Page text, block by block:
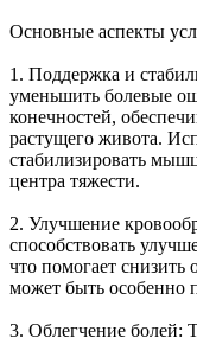
Основные аспекты
1. Поддержка и
уменьшить болевые
конечностей,
растущего живота.
стабилизировать
центра тяжести.
2. Улучшение
способствовать
что помогает снизить
может быть особенно
3. Облегчение болей: